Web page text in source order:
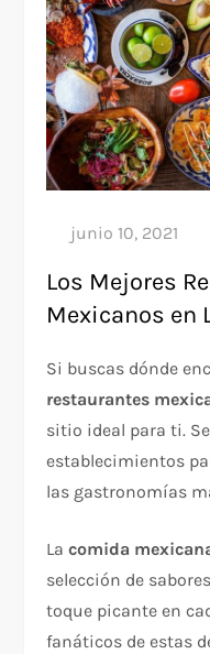
Los Mejores
Mexicanos en
Si buscas dónde
restaurantes
sitio ideal para ti.
establecimientos
las gastronomías
Lacomida
selección de
toque picante en
fanáticos de estas